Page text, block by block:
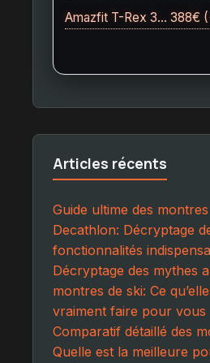
Amazfit T-Rex 3… 388€
Articles récents
Guide ultime des
Decathlon: Décryptage
fonctionnalités
Décryptage des mythes
montres de ski: Ce
vraiment faire pour vous
Comparatif détaillé des
Quelle est la meilleure